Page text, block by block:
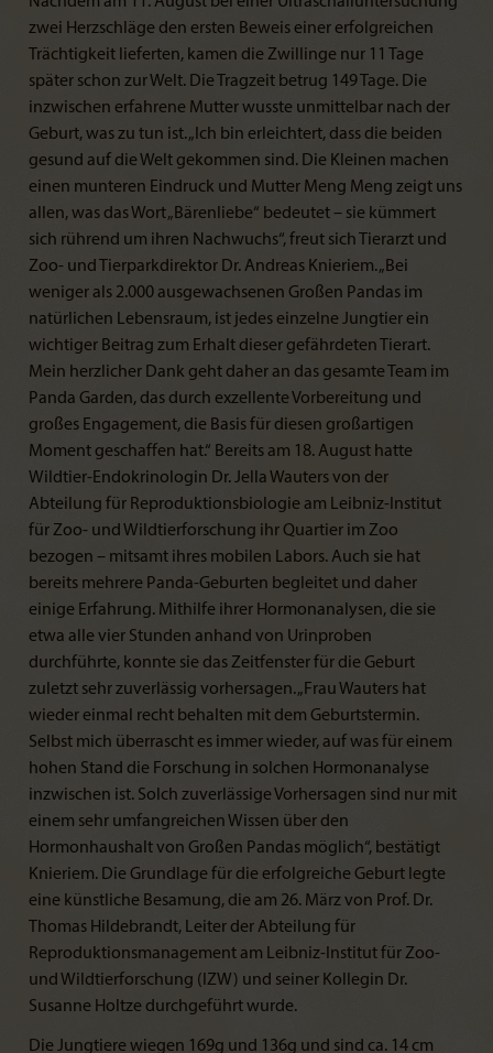
zwei Herzschläge den ersten Beweis einer erfolgreichen
Trächtigkeit lieferten, kamen die Zwillinge nur 11 Tage
später schon zur Welt. Die Tragzeit betrug 149 Tage. Die
inzwischen erfahrene Mutter wusste unmittelbar nach der
Geburt, was zu tun ist. „Ich bin erleichtert, dass die beiden
gesund auf die Welt gekommen sind. Die Kleinen machen
einen munteren Eindruck und Mutter Meng Meng zeigt uns
allen, was das Wort „Bärenliebe“ bedeutet – sie kümmert
sich rührend um ihren Nachwuchs“, freut sich Tierarzt und
Zoo- und Tierparkdirektor Dr. Andreas Knieriem. „Bei
weniger als 2.000 ausgewachsenen Großen Pandas im
natürlichen Lebensraum, ist jedes einzelne Jungtier ein
wichtiger Beitrag zum Erhalt dieser gefährdeten Tierart.
Mein herzlicher Dank geht daher an das gesamte Team im
Panda Garden, das durch exzellente Vorbereitung und
großes Engagement, die Basis für diesen großartigen
Moment geschaffen hat.“ Bereits am 18. August hatte
Wildtier-Endokrinologin Dr. Jella Wauters von der
Abteilung für Reproduktionsbiologie am Leibniz-Institut
für Zoo- und Wildtierforschung ihr Quartier im Zoo
bezogen – mitsamt ihres mobilen Labors. Auch sie hat
bereits mehrere Panda-Geburten begleitet und daher
einige Erfahrung. Mithilfe ihrer Hormonanalysen, die sie
etwa alle vier Stunden anhand von Urinproben
durchführte, konnte sie das Zeitfenster für die Geburt
zuletzt sehr zuverlässig vorhersagen. „Frau Wauters hat
wieder einmal recht behalten mit dem Geburtstermin.
Selbst mich überrascht es immer wieder, auf was für einem
hohen Stand die Forschung in solchen Hormonanalyse
inzwischen ist. Solch zuverlässige Vorhersagen sind nur mit
einem sehr umfangreichen Wissen über den
Hormonhaushalt von Großen Pandas möglich“, bestätigt
Knieriem. Die Grundlage für die erfolgreiche Geburt legte
eine künstliche Besamung, die am 26. März von Prof. Dr.
Thomas Hildebrandt, Leiter der Abteilung für
Reproduktionsmanagement am Leibniz-Institut für Zoo-
und Wildtierforschung (IZW) und seiner Kollegin Dr.
Susanne Holtze durchgeführt wurde.
Die Jungtiere wiegen 169g und 136g und sind ca. 14 cm